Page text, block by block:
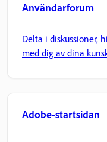
Användarforum
Delta i diskussioner,
med dig av dina
Adobe-startsidan